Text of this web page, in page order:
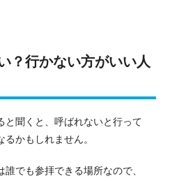
？行かない方がいい人
と聞くと、呼ばれないと行って
かもしれません。
でも参拝できる場所なので、